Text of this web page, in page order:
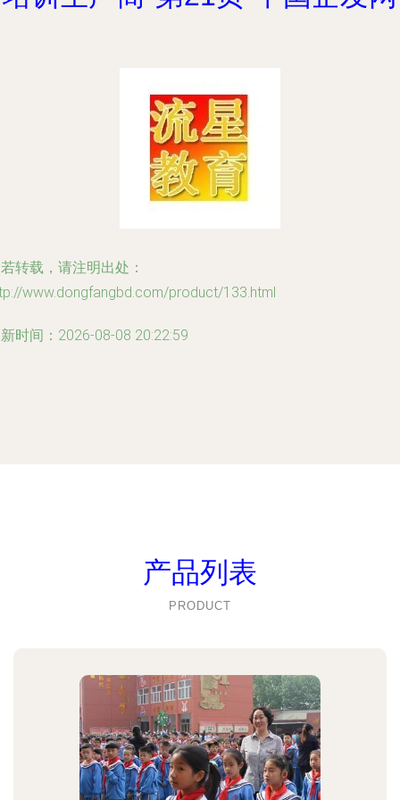
转载，请注明出处：
www.dongfangbd.com/product/133.html
时间：2026-08-08 20:22:59
产品列表
PRODUCT